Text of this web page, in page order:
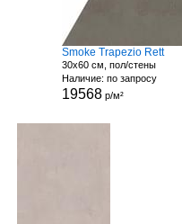
Smoke Trapezio Rett
30x60 см, пол/стены
Наличие: по запросу
19568 р/м²